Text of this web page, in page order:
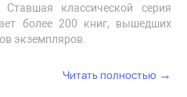
Ставшая классической серия
более 200 книг, вышедших
экземпляров.
Читать полностью →